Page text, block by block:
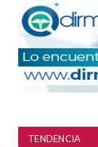
TENDENCIA